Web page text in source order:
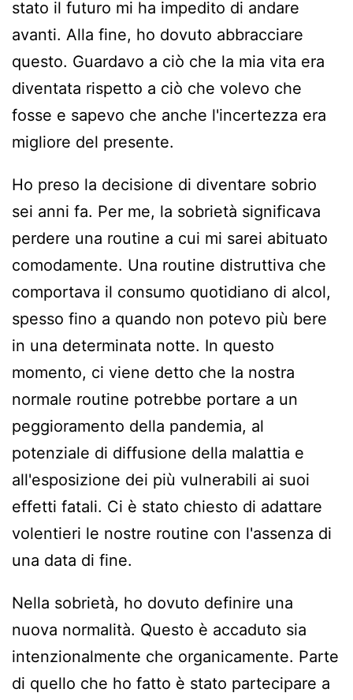
stato il futuro mi ha impedito di andare
avanti. Alla fine, ho dovuto abbracciare
questo. Guardavo a ciò che la mia vita era
diventata rispetto a ciò che volevo che
fosse e sapevo che anche l'incertezza era
migliore del presente.
Ho preso la decisione di diventare sobrio
sei anni fa. Per me, la sobrietà significava
perdere una routine a cui mi sarei abituato
comodamente. Una routine distruttiva che
comportava il consumo quotidiano di alcol,
spesso fino a quando non potevo più bere
in una determinata notte. In questo
momento, ci viene detto che la nostra
normale routine potrebbe portare a un
peggioramento della pandemia, al
potenziale di diffusione della malattia e
all'esposizione dei più vulnerabili ai suoi
effetti fatali. Ci è stato chiesto di adattare
volentieri le nostre routine con l'assenza di
una data di fine.
Nella sobrietà, ho dovuto definire una
nuova normalità. Questo è accaduto sia
intenzionalmente che organicamente. Parte
di quello che ho fatto è stato partecipare a